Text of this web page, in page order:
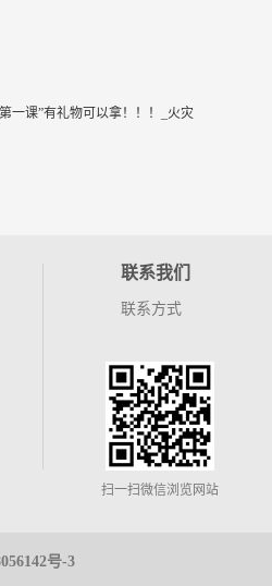
一课”有礼物可以拿！！！_火灾
联系我们
联系方式
扫一扫微信浏览网站
号-3